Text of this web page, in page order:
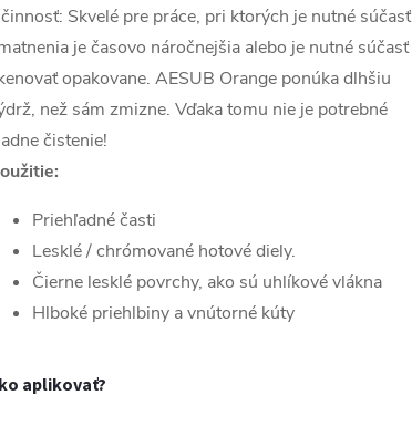
Skvelé pre práce, pri ktorých je nutné súčasť
je časovo náročnejšia alebo je nutné súčasť
opakovane. AESUB Orange ponúka dlhšiu
než sám zmizne. Vďaka tomu nie je potrebné
čistenie!
Priehľadné časti
Lesklé / chrómované hotové diely.
Čierne lesklé povrchy, ako sú uhlíkové vlákna
Hlboké priehlbiny a vnútorné kúty
aplikovať?